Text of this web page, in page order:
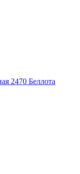
2470 Беллота